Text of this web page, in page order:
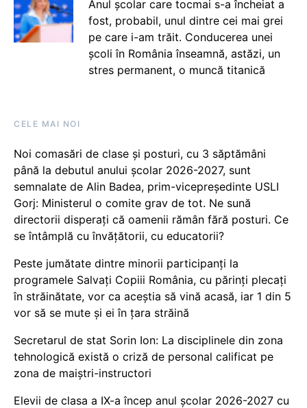
Anul școlar care tocmai s-a încheiat a
fost, probabil, unul dintre cei mai grei
pe care i-am trăit. Conducerea unei
școli în România înseamnă, astăzi, un
stres permanent, o muncă titanică
CELE MAI NOI
Noi comasări de clase și posturi, cu 3 săptămâni
până la debutul anului școlar 2026-2027, sunt
semnalate de Alin Badea, prim-vicepreședinte USLI
Gorj: Ministerul o comite grav de tot. Ne sună
directorii disperați că oamenii rămân fără posturi. Ce
se întâmplă cu învățătorii, cu educatorii?
Peste jumătate dintre minorii participanți la
programele Salvați Copiii România, cu părinți plecați
în străinătate, vor ca aceștia să vină acasă, iar 1 din 5
vor să se mute și ei în țara străină
Secretarul de stat Sorin Ion: La disciplinele din zona
tehnologică există o criză de personal calificat pe
zona de maiștri-instructori
Elevii de clasa a IX-a încep anul școlar 2026-2027 cu